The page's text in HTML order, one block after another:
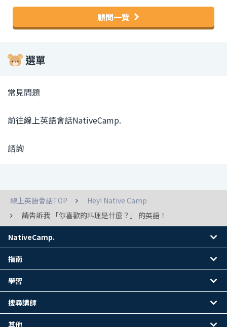
顧問一覽
選單
常見問題
前往線上英語會話NativeCamp.
諮詢
線上英語會話TOP
Hey! Native Camp
請告訴我 「你喜歡的料理是什麼？」 的英語！
NativeCamp.
指南
學習
搜尋講師
其他